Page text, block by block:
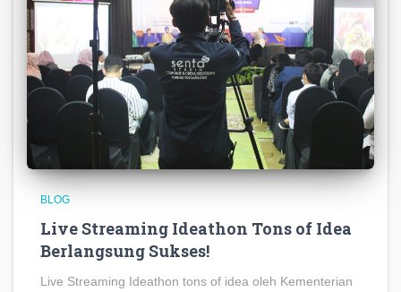
BLOG
Live Streaming Ideathon Tons of Idea
Berlangsung Sukses!
Live Streaming Ideathon tons of idea oleh Kementerian